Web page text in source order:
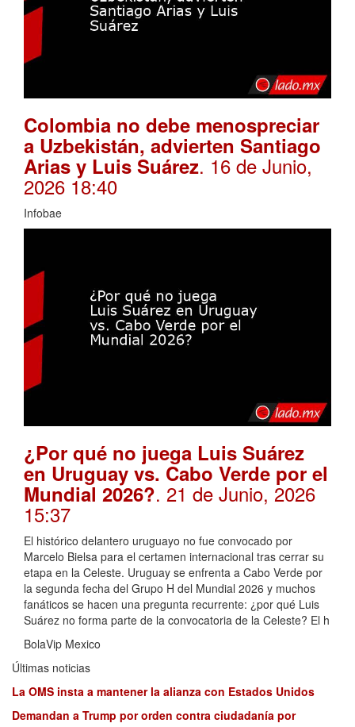
Colombia no debe menospreciar
a Uzbekistán, advierten Santiago
Arias y Luis Suárez. 16 de Junio,
2026 18:40
Infobae
¿Por qué no juega Luis Suárez
en Uruguay vs. Cabo Verde por el
Mundial 2026?. 21 de Junio, 2026
15:37
El histórico delantero uruguayo no fue convocado por
Marcelo Bielsa para el certamen internacional tras cerrar su
etapa en la Celeste. Uruguay se enfrenta a Cabo Verde por
la segunda fecha del Grupo H del Mundial 2026 y muchos
fanáticos se hacen una pregunta recurrente: ¿por qué Luis
Suárez no forma parte de la convocatoria de la Celeste? El h
BolaVip Mexico
Últimas noticias
La OMS insta a mantener la alianza con Estados Unidos
Demandan a Trump por orden contra ciudadanía por